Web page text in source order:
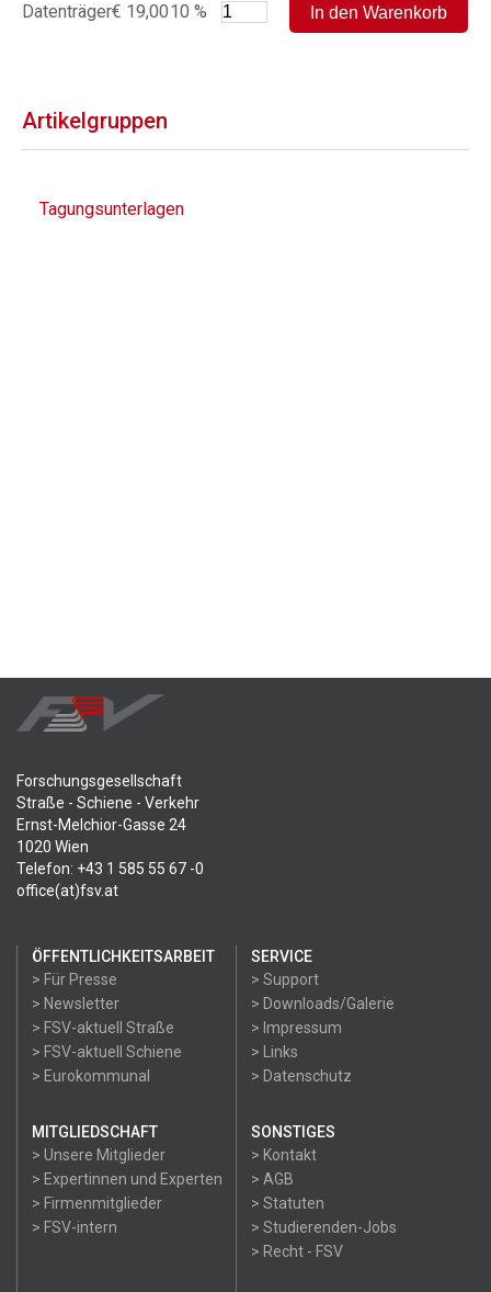
Datenträger€ 19,0010 %
Artikelgruppen
Tagungsunterlagen
Forschungsgesellschaft
Straße - Schiene - Verkehr
Ernst-Melchior-Gasse 24
1020 Wien
Telefon: +43 1 585 55 67 -0
office(at)fsv.at
ÖFFENTLICHKEITSARBEIT
> Für Presse
> Newsletter
> FSV-aktuell Straße
> FSV-aktuell Schiene
> Eurokommunal
SERVICE
> Support
> Downloads/Galerie
> Impressum
> Links
> Datenschutz
MITGLIEDSCHAFT
> Unsere Mitglieder
> Expertinnen und Experten
> Firmenmitglieder
> FSV-intern
SONSTIGES
> Kontakt
> AGB
> Statuten
> Studierenden-Jobs
> Recht - FSV